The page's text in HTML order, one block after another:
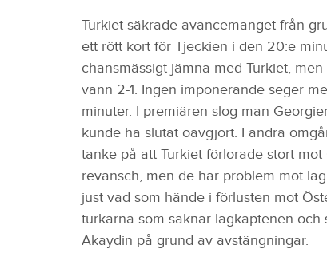
Turkiet säkrade avancemanget från
ett rött kort för Tjeckien i den 20:e
chansmässigt jämna med Turkiet,
vann 2-1. Ingen imponerande seger
minuter. I premiären slog man
kunde ha slutat oavgjort. I andra
tanke på att Turkiet förlorade stort
revansch, men de har problem mot
just vad som hände i förlusten mot
turkarna som saknar lagkaptenen
Akaydin på grund av avstängningar.